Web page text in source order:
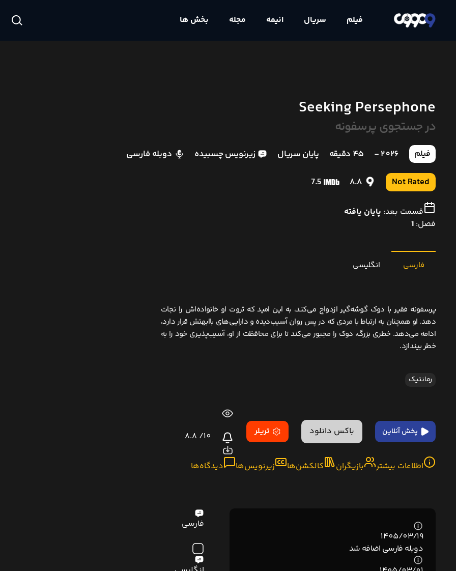
فیلم سریال انیمه مجله بخش ها
Seeking Persephone
در جستجوی پرسفونه
فیلم 2026 - 45 دقیقه پایان سریال زیرنویس چسبیده دوبله فارسی
Not Rated
8.8
7.5
قسمت بعد: پایان یافته
فصل: 1
فارسی انگلیسی
پرسفونه فقیر با دوک گوشه‌گیر ازدواج می‌کند، به این امید که ثروت او خانواده‌اش را نجات
دهد. او همچنان به ارتباط با مردی که در پس روان آسیب‌دیده و دارایی‌های باابهتش قرار دارد،
ادامه می‌دهد. خطری بزرگ، دوک را مجبور می‌کند تا برای محافظت از او، آسیب‌پذیری خود را به
خطر بیندازد.
رمانتیک
پخش آنلاین باکس دانلود تریلر 10/
8.8
اطلاعات بیشتر بازیگران کالکشن‌ها زیرنویس‌ها دیدگاه‌ها
1405/03/19
دوبله فارسی اضافه شد
فارسی